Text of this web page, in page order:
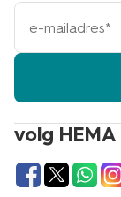
volg HEMA
e-
mailadres